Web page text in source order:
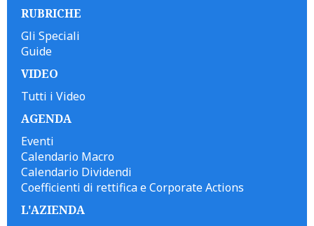
RUBRICHE
Gli Speciali
Guide
VIDEO
Tutti i Video
AGENDA
Eventi
Calendario Macro
Calendario Dividendi
Coefficienti di rettifica e Corporate Actions
L'AZIENDA